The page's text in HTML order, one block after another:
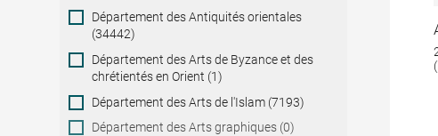
Département des Antiquités orientales
(34442)
Département des Arts de Byzance et des
chrétientés en Orient (1)
Département des Arts de l'Islam (7193)
Département des Arts graphiques (0)